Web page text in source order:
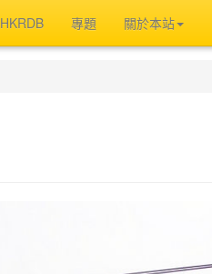
HKRDB 專題 關於本站